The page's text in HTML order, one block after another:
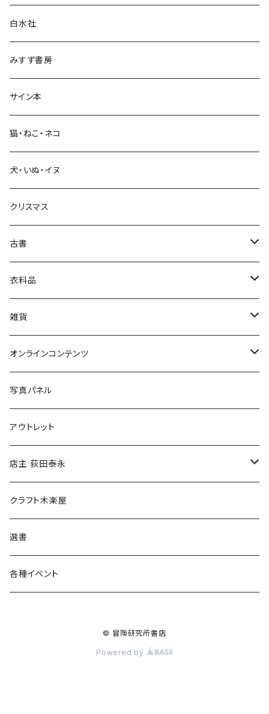
言語・ことば
生活・暮らし
芸術・絵画・写真
絵本・児童書
娯楽・エンターテインメント
白水社
みすず書房
サイン本
猫・ねこ・ネコ
犬・いぬ・イヌ
クリスマス
古書
古書セット
美術
衣料品
POLEWARDS
Tシャツ
雑貨
バッグ
ブックカバー
マグカップ
傘
食料品
その他
オンラインコンテンツ
冒険クロストーク
写真パネル
アウトレット
店主 荻田泰永
書籍
ウェア
クラフト木楽屋
選書
各種イベント
© 冒険研究所書店
Powered by